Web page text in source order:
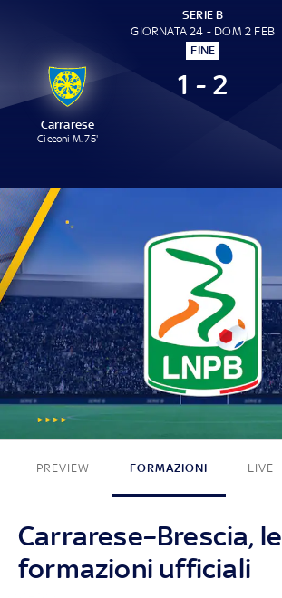
SERIE B
GIORNATA 24 - DOM 2 FEB
FINE
Carrarese
Cicconi M. 75'
1 - 2
1 - 2
PREVIEW FORMAZIONI LIVE
Carrarese–Brescia, le
formazioni ufficiali